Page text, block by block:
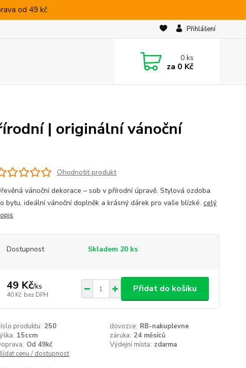
od 49 kč
Přihlášení
0ks
za 0 Kč
| originální vánoční
Ohodnotit produkt
vánoční dekorace – sob v přírodní úpravě. Stylová ozdoba
bytu, ideální vánoční doplněk a krásný dárek pro vaše blízké. celý
Dostupnost Skladem 20 ks
49 Kč/ks
40 Kč bez DPH
Přidat do košíku
produktu: 250 dovozce: RB-nakuplevne
15ccm záruka: 24 měsíců
Od 49kč Výdejní místa: zdarma
cenu / dostupnost